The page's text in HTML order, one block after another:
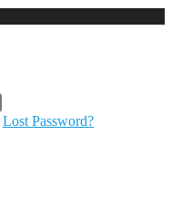
Lost Password?